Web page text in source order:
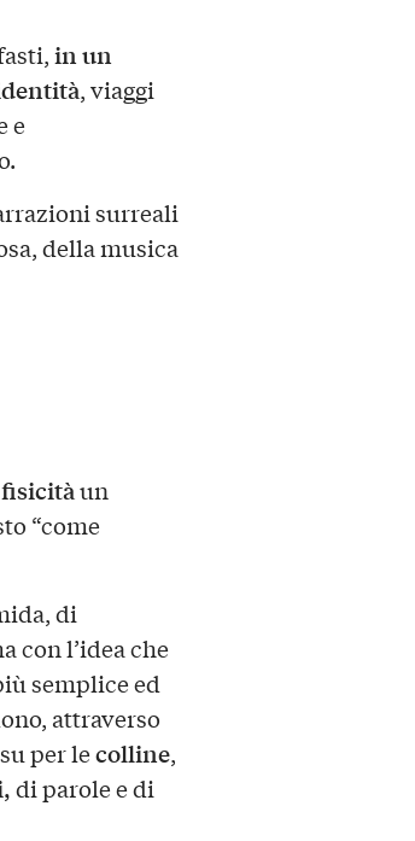
in un
, viaggi
e
surreali
della musica
fisicitàun
“come
di
con l’idea che
semplice ed
attraverso
per lecolline,
di parole e di